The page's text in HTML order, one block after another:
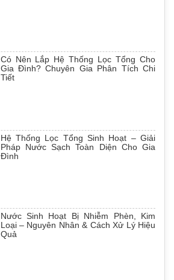
Có Nên Lắp Hệ Thống Lọc Tổng Cho
Gia Đình? Chuyên Gia Phân Tích Chi
Tiết
Hệ Thống Lọc Tổng Sinh Hoạt – Giải
Pháp Nước Sạch Toàn Diện Cho Gia
Đình
Nước Sinh Hoạt Bị Nhiễm Phèn, Kim
Loại – Nguyên Nhân & Cách Xử Lý Hiệu
Quả